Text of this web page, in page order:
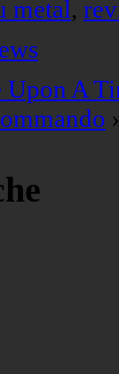
metal,
A